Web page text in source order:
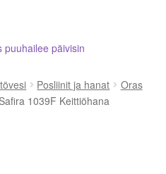
puuhailee päivisin
Posliinit ja hanat
Oras
1039F Keittiöhana